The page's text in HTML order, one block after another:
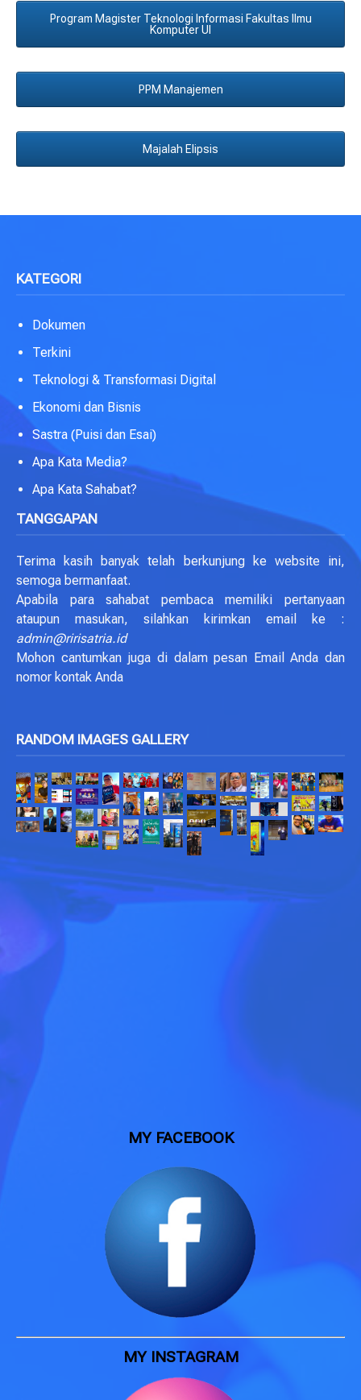
Program Magister Teknologi Informasi Fakultas Ilmu
Komputer UI
PPM Manajemen
Majalah Elipsis
KATEGORI
Dokumen
Terkini
Teknologi & Transformasi Digital
Ekonomi dan Bisnis
Sastra (Puisi dan Esai)
Apa Kata Media?
Apa Kata Sahabat?
TANGGAPAN
Terima kasih banyak telah berkunjung ke website ini,
semoga bermanfaat.
Apabila para sahabat pembaca memiliki pertanyaan
ataupun masukan, silahkan kirimkan email ke :
admin@ririsatria.id
Mohon cantumkan juga di dalam pesan Email Anda dan
nomor kontak Anda
RANDOM IMAGES GALLERY
MY FACEBOOK
MY INSTAGRAM